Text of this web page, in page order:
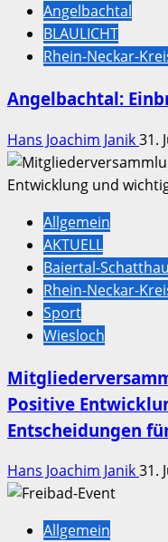
Angelbachtal
BLAULICHT
Rhein-Neckar-
Angelbachtal:
Hans Joachim Janik31.
Allgemein
AKTUELL
Baiertal-
Rhein-Neckar-
Sport
Wiesloch
Positive
Entscheidungen
Hans Joachim Janik31.
Allgemein